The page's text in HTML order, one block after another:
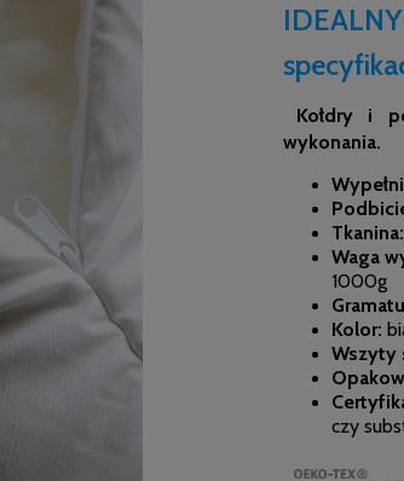
Kołdry i
wykonania.
Tkanina:
Waga
1000g
Kolor:
Wszyty
czy